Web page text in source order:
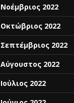
Νοέμβριος 2022
Οκτώβριος 2022
Σεπτέμβριος 2022
Αύγουστος 2022
Ιούλιος 2022